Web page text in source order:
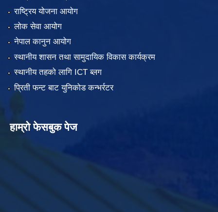
राष्ट्रिय योजना आयोग
लोक सेवा आयोग
नेपाल कानुन आयोग
स्थानीय शासन तथा सामुदायिक विकास कार्यक्रम
स्थानीय तहको लागि ICT ब्लग
प्रिती फन्ट बाट युनिकोड कन्भर्रटर
हाम्रो फेसबुक पेज